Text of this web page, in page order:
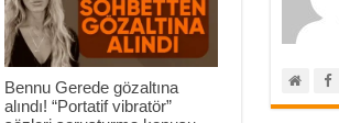
Bennu Gerede gözaltına
alındı! “Portatif vibratör”